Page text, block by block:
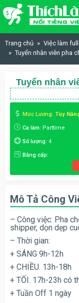
Skip to content
Trang chủ
Việc làm
Tuyển nhân viên pha
Tuyển nhân
Mức Lương: Tùy
Ca làm: Parttime
Số lượng: 4
Bằng cấp:
Mô Tả Công
– Công việc: Pha
shipper, dọn dẹp
– Thời gian:
+ SÁNG 9h-12h
+ CHIỀU. 13h-18h
+ TỐI. 17h-23h có
+ Tuần Off 1 ngày